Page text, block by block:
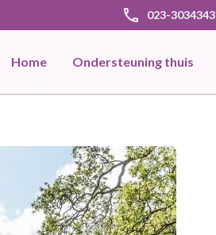
phone 023-3034343
Home Ondersteuning thuis